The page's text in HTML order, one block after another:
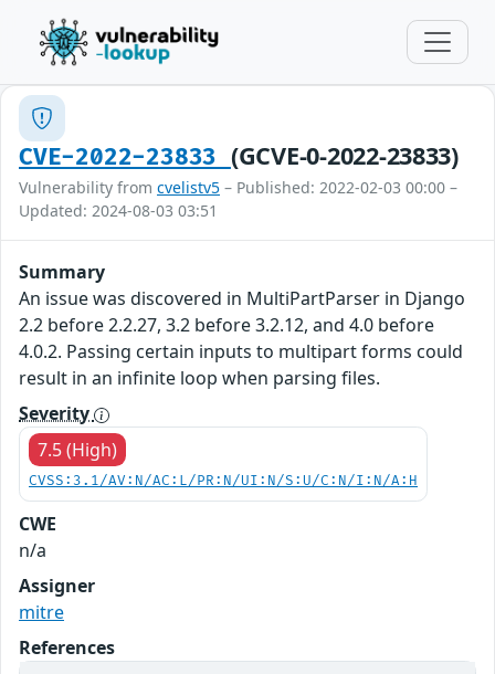
CVE-2022-23833 (GCVE-0-2022-23833)
Vulnerability from cvelistv5 – Published: 2022-02-03 00:00 –
Updated: 2024-08-03 03:51
Summary
An issue was discovered in MultiPartParser in Django
2.2 before 2.2.27, 3.2 before 3.2.12, and 4.0 before
4.0.2. Passing certain inputs to multipart forms could
result in an infinite loop when parsing files.
Severity
7.5 (High)
CVSS:3.1/AV:N/AC:L/PR:N/UI:N/S:U/C:N/I:N/A:H
CWE
n/a
Assigner
mitre
References